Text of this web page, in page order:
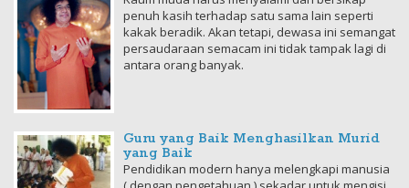
penuh kasih terhadap satu sama lain seperti
kakak beradik. Akan tetapi, dewasa ini semangat
persaudaraan semacam ini tidak tampak lagi di
antara orang banyak.
Guru yang Baik Menghasilkan Murid
yang Baik
Pendidikan modern hanya melengkapi manusia